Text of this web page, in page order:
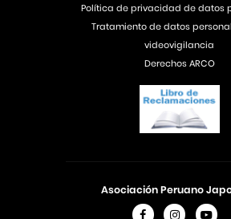
Asociación Peruano
Política de privacidad de datos
Tratamiento de datos
videovigilancia
Derechos ARCO